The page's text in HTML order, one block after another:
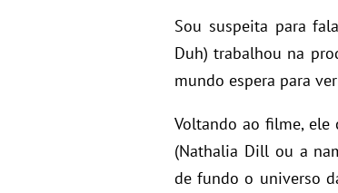
Sou suspeita para
Duh) trabalhou na
mundo espera para
Voltando ao filme, ele
(Nathalia Dill ou a
de fundo o universo